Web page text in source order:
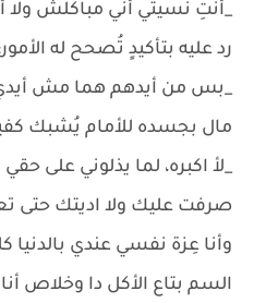
_أنتِ نسيتي أني مباكلش ولا
رد عليه بتأكيدٍ تُصحح له
_بس من أيدهم هما مش
مال بجسده للأمام يُشبك
_لأ اكبره، لما يذلوني على
صرفت عليك ولا اديتك حتى
وأنا عِزة نفسي عندي بالدنيا
السم بتاع الأكل دا وخلاص